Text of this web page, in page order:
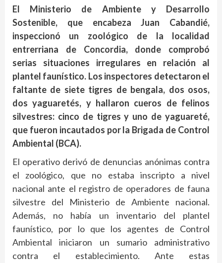
El Ministerio de Ambiente y Desarrollo
Sostenible, que encabeza Juan Cabandié,
inspeccionó un zoológico de la localidad
entrerriana de Concordia, donde comprobó
serias situaciones irregulares en relación al
plantel faunístico. Los inspectores detectaron el
faltante de siete tigres de bengala, dos osos,
dos yaguaretés, y hallaron cueros de felinos
silvestres: cinco de tigres y uno de yaguareté,
que fueron incautados por la Brigada de Control
Ambiental (BCA).
El operativo derivó de denuncias anónimas contra
el zoológico, que no estaba inscripto a nivel
nacional ante el registro de operadores de fauna
silvestre del Ministerio de Ambiente nacional.
Además, no había un inventario del plantel
faunístico, por lo que los agentes de Control
Ambiental iniciaron un sumario administrativo
contra el establecimiento. Ante estas